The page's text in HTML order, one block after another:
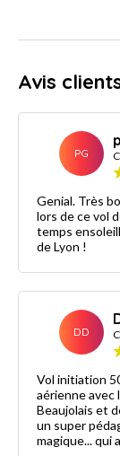
Avis
PG
Genial. Très
lors de ce vol
temps
de Lyon !
DD
Vol initiation
aérienne avec
Beaujolais et
un super
magique... qui